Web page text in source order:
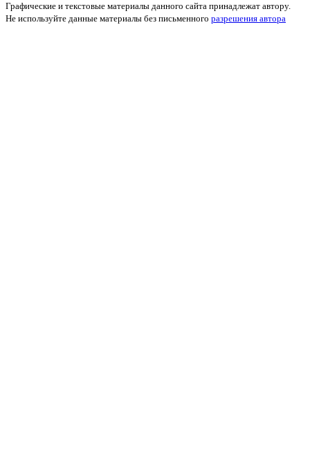
Графические и текстовые материалы данного сайта принадлежат автору.
Не используйте данные материалы без письменного разрешения автора